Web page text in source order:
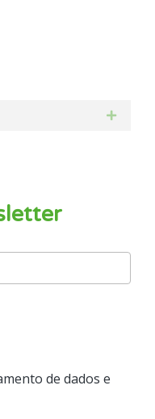
de dados e